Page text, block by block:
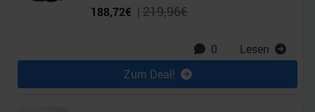
188,72€ | 219,96€
0
Lesen
Zum Deal!